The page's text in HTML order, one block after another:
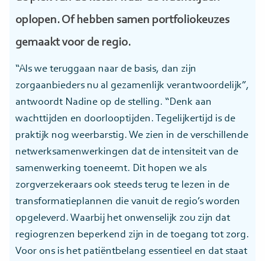
oplopen. Of hebben samen portfoliokeuzes
gemaakt voor de regio.
“Als we teruggaan naar de basis, dan zijn
zorgaanbieders nu al gezamenlijk verantwoordelijk”,
antwoordt Nadine op de stelling. “Denk aan
wachttijden en doorlooptijden. Tegelijkertijd is de
praktijk nog weerbarstig. We zien in de verschillende
netwerksamenwerkingen dat de intensiteit van de
samenwerking toeneemt. Dit hopen we als
zorgverzekeraars ook steeds terug te lezen in de
transformatieplannen die vanuit de regio’s worden
opgeleverd. Waarbij het onwenselijk zou zijn dat
regiogrenzen beperkend zijn in de toegang tot zorg.
Voor ons is het patiëntbelang essentieel en dat staat